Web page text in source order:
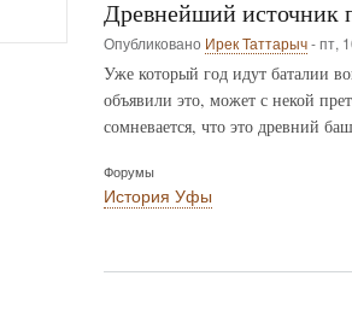
Древнейший источник
Опубликовано Ирек Таттарыч-пт,
Уже который год идут баталии
объявили это, может с некой
сомневается, что это древний
Форумы
История Уфы